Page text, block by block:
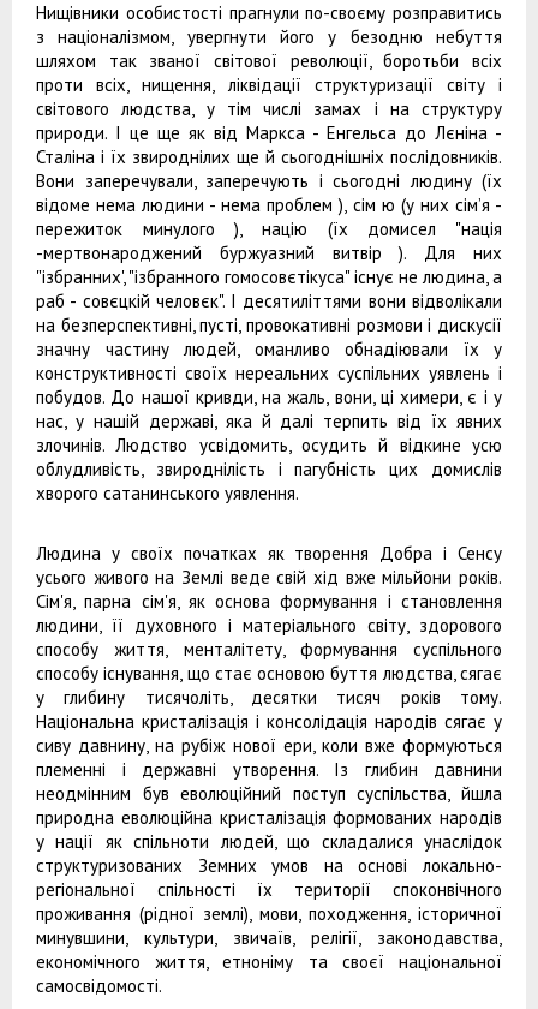
Нищівники особистості прагнули по-своєму розправитись
з націоналізмом, увергнути його у безодню небуття
шляхом так званої світової революції, боротьби всіх
проти всіх, нищення, ліквідації структуризації світу і
світового людства, у тім числі замах і на структуру
природи. І це ще як від Маркса - Енгельса до Лєніна -
Сталіна і їх звироднілих ще й сьогоднішніх послідовників.
Вони заперечували, заперечують і сьогодні людину (їх
відоме нема людини - нема проблем ), сім ю (у них сім’я -
пережиток минулого ), націю (їх домисел "нація
-мертвонароджений буржуазний витвір ). Для них
"ізбранних', "ізбранного гомосовєтікуса" існує не людина, а
раб - совєцкій человєк". І десятиліттями вони відволікали
на безперспективні, пусті, провокативні розмови і дискусії
значну частину людей, оманливо обнадіювали їх у
конструктивності своїх нереальних суспільних уявлень і
побудов. До нашої кривди, на жаль, вони, ці химери, є і у
нас, у нашій державі, яка й далі терпить від їх явних
злочинів. Людство усвідомить, осудить й відкине усю
облудливість, звироднілість і пагубність цих домислів
хворого сатанинського уявлення.
Людина у своїх початках як творення Добра і Сенсу
усього живого на Землі веде свій хід вже мільйони років.
Сім'я, парна сім'я, як основа формування і становлення
людини, її духовного і матеріального світу, здорового
способу життя, менталітету, формування суспільного
способу існування, що стає основою буття людства, сягає
у глибину тисячоліть, десятки тисяч років тому.
Національна кристалізація і консолідація народів сягає у
сиву давнину, на рубіж нової ери, коли вже формуються
племенні і державні утворення. Із глибин давнини
неодмінним був еволюційний поступ суспільства, йшла
природна еволюційна кристалізація формованих народів
у нації як спільноти людей, що складалися унаслідок
структуризованих Земних умов на основі локально-
регіональної спільності їх території споконвічного
проживання (рідної землі), мови, походження, історичної
минувшини, культури, звичаїв, релігії, законодавства,
економічного життя, етноніму та своєї національної
самосвідомості.